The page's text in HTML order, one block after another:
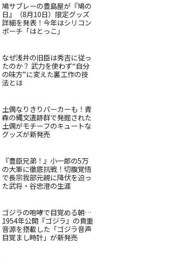
鳩サブレーの豊島屋が『鳩の
日』（8月10日）限定グッズ
詳細を発表！今年はシリコン
ポーチ「はとっこ」
なぜ浅井の旧臣は秀吉に従っ
たのか？ 武力を使わず“自分
の味方”に変えた裏工作の技
法とは
土偶なりきりパーカーも！青
森の縄文遺跡群で発掘された
土偶がモチーフのキュートな
グッズが新発売
『豊臣兄弟！』小一郎の5万
の大軍に徹底抗戦！切腹覚悟
で長宗我部元親に降伏を迫っ
た武将・谷忠澄の生涯
ゴジラの咆哮で目覚める朝…
1954年公開『ゴジラ』の貴重
音源を搭載した「ゴジラ音声
目覚まし時計」が新発売